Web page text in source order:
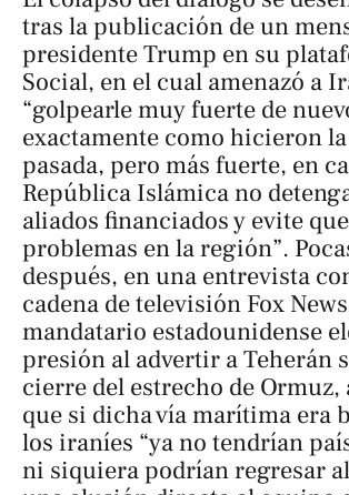
tras la publicación de un
presidente Trump en su
Social, en el cual amenazó a
“golpearle muy fuerte de
exactamente como hicieron
pasada, pero más fuerte, en
República Islámica no
aliados financiados y evite
problemas en la región”.
después, en una entrevista
cadena de televisión Fox
mandatario estadounidense
presión al advertir a Teherán
cierre del estrecho de Ormuz,
que si dicha vía marítima era
los iraníes “ya no tendrían
ni siquiera podrían regresar